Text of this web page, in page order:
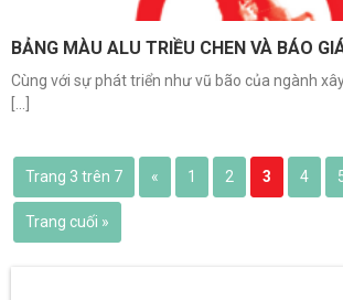
BẢNG MÀU ALU TRIỀU CHEN VÀ BÁO
Cùng với sự phát triển như vũ bão của ngành
Trang 3 trên 7 « 1 2 3 4
Trang cuối »